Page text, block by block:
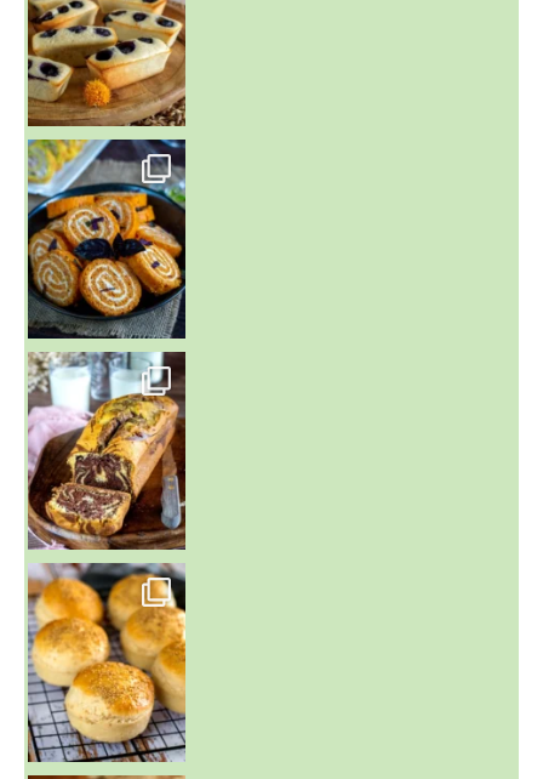
~ BUNS MAISON ~
Un peu de boulange par ici au